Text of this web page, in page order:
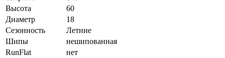
Высота
60
Диаметр
18
Сезонность
Летние
Шипы
нешипованная
RunFlat
нет